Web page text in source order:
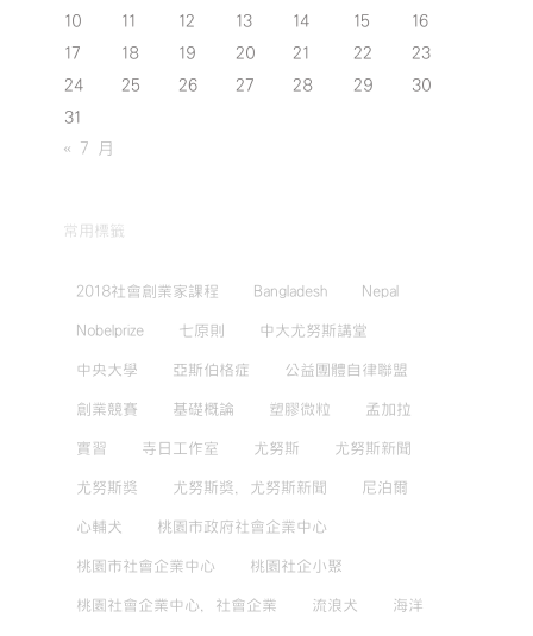
10
11 12 13 14 15
16
17
18 19 20 21 22
23
24
25 26 27 28 29
30
31
« 7 月
常用標籤
2018社會創業家課程 Bangladesh Nepal
Nobelprize 七原則 中大尤努斯講堂
中央大學 亞斯伯格症 公益團體自律聯盟
創業競賽 基礎概論 塑膠微粒 孟加拉
實習 寺日工作室 尤努斯 尤努斯新聞
尤努斯獎 尤努斯獎，尤努斯新聞 尼泊爾
心輔犬 桃園市政府社會企業中心
桃園市社會企業中心 桃園社企小聚
桃園社會企業中心，社會企業 流浪犬 海洋